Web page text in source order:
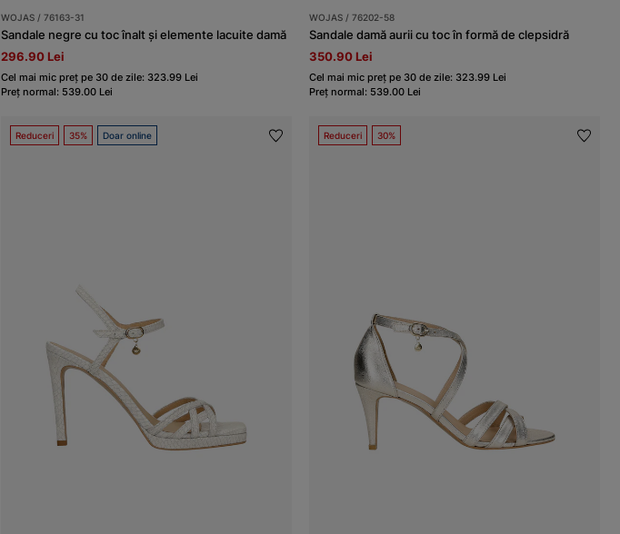
WOJAS / 76163-31
Sandale negre cu toc înalt și elemente lacuite damă
296.90 Lei
Cel mai mic preț pe 30 de zile: 323.99 Lei
Preț normal: 539.00 Lei
WOJAS / 76202-58
Sandale damă aurii cu toc în formă de clepsidră
350.90 Lei
Cel mai mic preț pe 30 de zile: 323.99 Lei
Preț normal: 539.00 Lei
Reduceri 35% Doar online Reduceri 30%